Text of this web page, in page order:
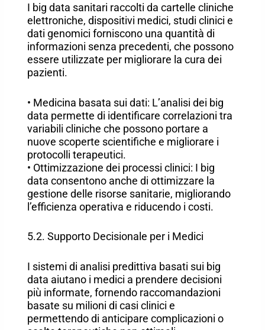
I big data sanitari raccolti da cartelle cliniche
elettroniche, dispositivi medici, studi clinici e
dati genomici forniscono una quantità di
informazioni senza precedenti, che possono
essere utilizzate per migliorare la cura dei
pazienti.
• Medicina basata sui dati: L’analisi dei big
data permette di identificare correlazioni tra
variabili cliniche che possono portare a
nuove scoperte scientifiche e migliorare i
protocolli terapeutici.
• Ottimizzazione dei processi clinici: I big
data consentono anche di ottimizzare la
gestione delle risorse sanitarie, migliorando
l’efficienza operativa e riducendo i costi.
5.2. Supporto Decisionale per i Medici
I sistemi di analisi predittiva basati sui big
data aiutano i medici a prendere decisioni
più informate, fornendo raccomandazioni
basate su milioni di casi clinici e
permettendo di anticipare complicazioni o